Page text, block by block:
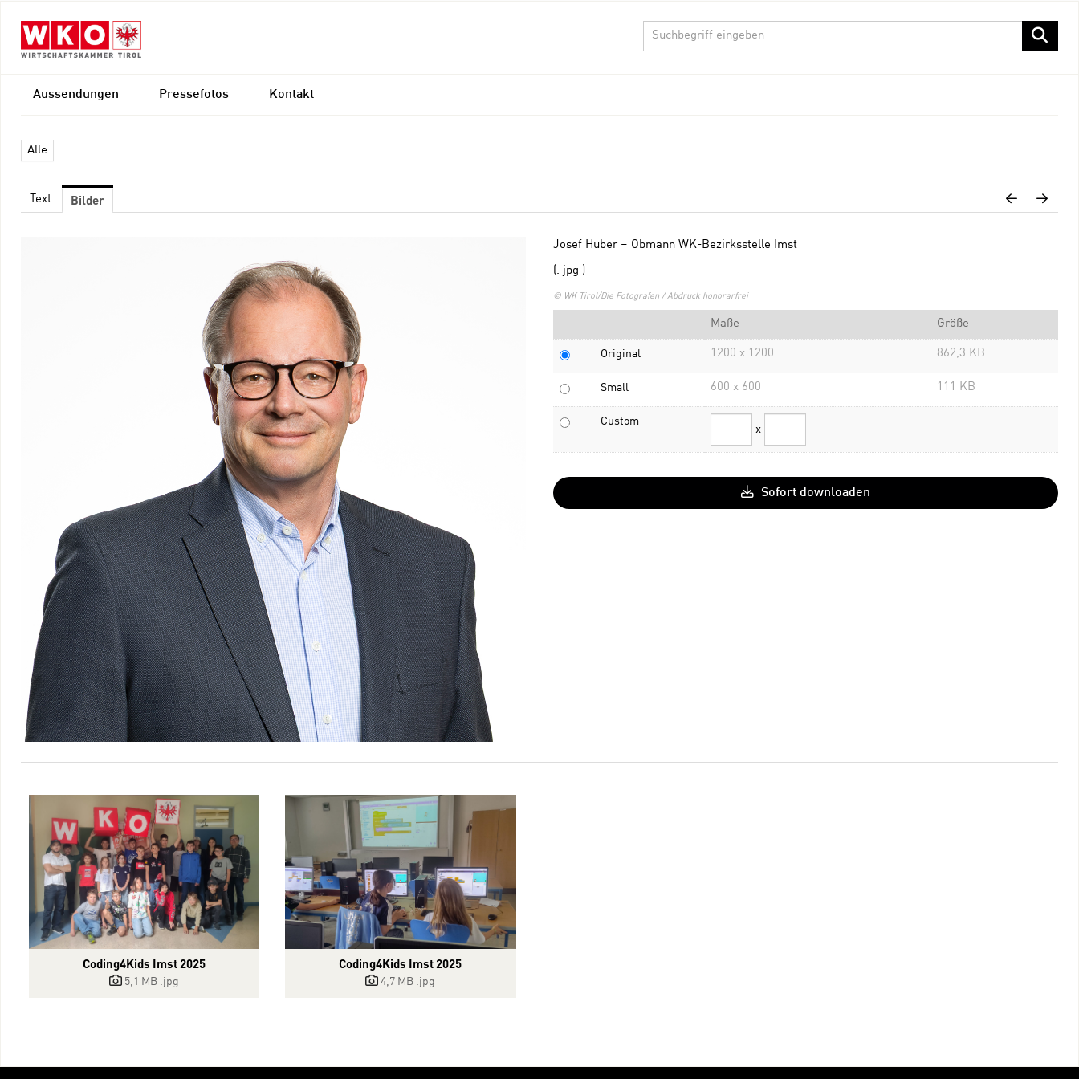
Aussendungen Pressefotos Kontakt
Alle
Text Bilder
Josef Huber – Obmann WK-Bezirksstelle Imst
(. jpg )
© WK Tirol/Die Fotografen / Abdruck honorarfrei
Maße Größe
Original 1200 x 1200 862,3 KB
Small 600 x 600 111 KB
Custom
x
Sofort downloaden
Coding4Kids Imst 2025
5,1 MB .jpg
Coding4Kids Imst 2025
4,7 MB .jpg